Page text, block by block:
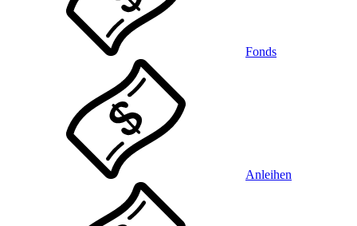
Fonds
Anleihen